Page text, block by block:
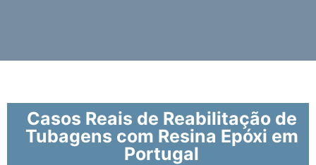
Casos Reais de Reabilitação de
Tubagens com Resina Epóxi em
Portugal